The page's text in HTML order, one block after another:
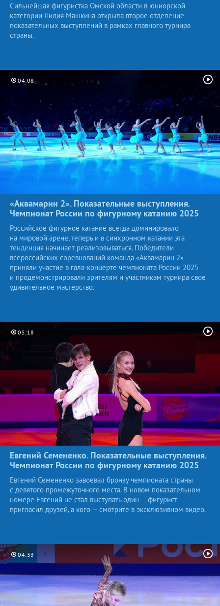
Сильнейшая фигуристка Омской области в юниорской
категории Лидия Машкина открыла второе отделение
показательных выступлений в рамках главного турнира
страны.
04:08
«Аквамарин 2». Показательные выступления.
Чемпионат России по фигурному катанию 2025
Российское фигурное катание всегда доминировало
на мировой арене, теперь и в синхронном катании эта
тенденция начинает реализовываться. Победители
всероссийских соревнований команда «Аквамарин 2»
приняли участие в гала-концерте чемпионата России 2025
и продемонстрировали зрителям и участникам турнира свое
удивительное мастерство.
05:18
Евгений Семененко. Показательные выступления.
Чемпионат России по фигурному катанию 2025
Евгений Семененко завоевал бронзу чемпионата страны
с девятого промежуточного места. В новом показательном
номере Евгений не стал выступать один — фигурист
пригласил друзей, а кого — смотрите в эксклюзивном видео.
04:33